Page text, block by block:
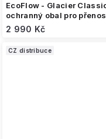
EcoFlow - Glacier
ochranný obal pro
ledničku- 45 litrů
2 990 Kč
CZ distribuce